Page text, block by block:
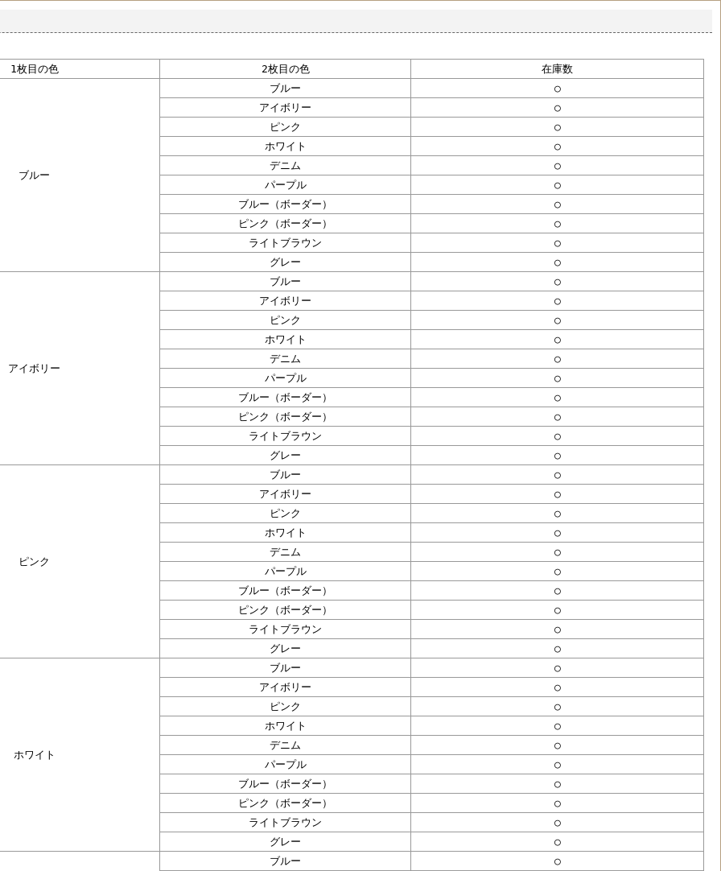
1枚目の色 2枚目の色 在庫数
ブルー
ブルー
○
アイボリー
○
ピンク
○
ホワイト
○
デニム
○
パープル
○
ブルー（ボーダー）
○
ピンク（ボーダー）
○
ライトブラウン
○
グレー
○
アイボリー
ブルー
○
アイボリー
○
ピンク
○
ホワイト
○
デニム
○
パープル
○
ブルー（ボーダー）
○
ピンク（ボーダー）
○
ライトブラウン
○
グレー
○
ピンク
ブルー
○
アイボリー
○
ピンク
○
ホワイト
○
デニム
○
パープル
○
ブルー（ボーダー）
○
ピンク（ボーダー）
○
ライトブラウン
○
グレー
○
ホワイト
ブルー
○
アイボリー
○
ピンク
○
ホワイト
○
デニム
○
パープル
○
ブルー（ボーダー）
○
ピンク（ボーダー）
○
ライトブラウン
○
グレー
○
ブルー
○